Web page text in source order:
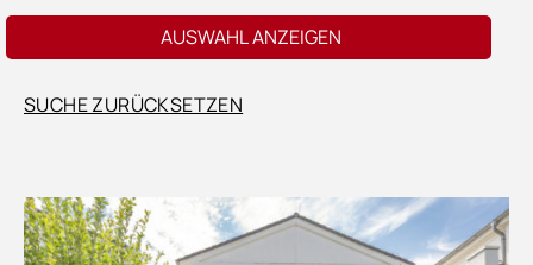
AUSWAHL ANZEIGEN
SUCHE ZURÜCKSETZEN